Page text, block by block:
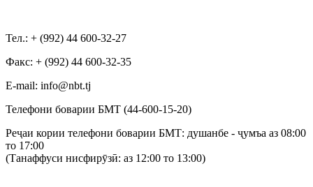
Тел.: + (992) 44 600-32-27
Факс: + (992) 44 600-32-35
Е-mail: info@nbt.tj
Телефони боварии БМТ (44-600-15-20)
Реҷаи кории телефони боварии БМТ: душанбе - ҷумъа аз 08:00
то 17:00
(Танаффуси нисфирӯзӣ: аз 12:00 то 13:00)